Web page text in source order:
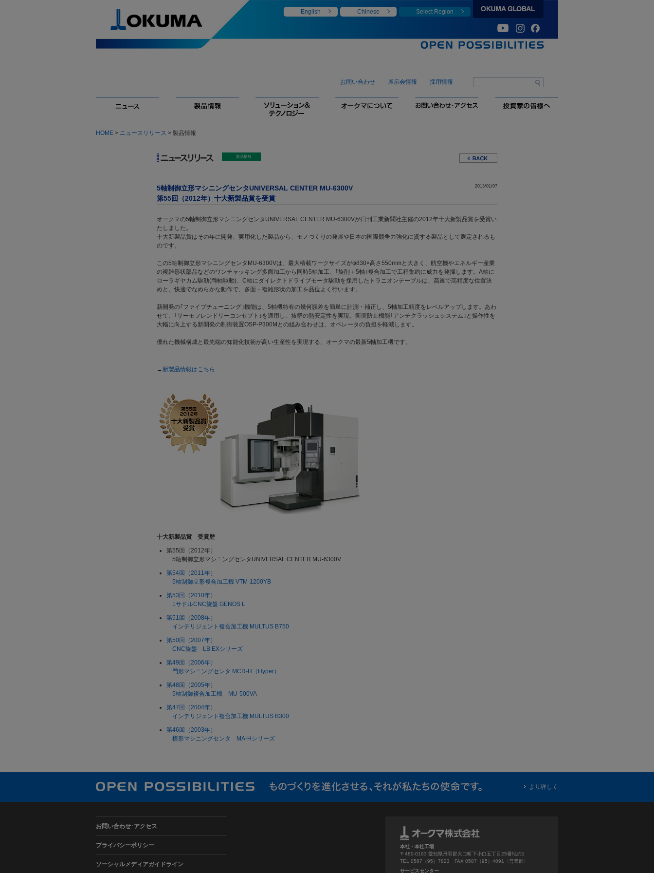
English Chinese Select Region
お問い合わせ 展示会情報 採用情報
HOME > ニュースリリース > 製品情報
5軸制御立形マシニングセンタUNIVERSAL CENTER MU-6300V
第55回（2012年）十大新製品賞を受賞
2013/01/07
オークマの5軸制御立形マシニングセンタUNIVERSAL CENTER MU-6300Vが日刊工業新聞社主催の2012年十大新製品賞を受賞い
たしました。
十大新製品賞はその年に開発、実用化した製品から、モノづくりの発展や日本の国際競争力強化に資する製品として選定されるも
のです。
この5軸制御立形マシニングセンタMU-6300Vは、最大積載ワークサイズがφ830×高さ550mmと大きく、航空機やエネルギー産業
の複雑形状部品などのワンチャッキング多面加工から同時5軸加工、｢旋削＋5軸｣複合加工で工程集約に威力を発揮します。A軸に
ローラギヤカム駆動(両軸駆動)、C軸にダイレクトドライブモータ駆動を採用したトラニオンテーブルは、高速で高精度な位置決
めと、快適でなめらかな動作で、多面・複雑形状の加工を品位よく行います。
新開発の｢ファイブチューニング｣機能は、5軸機特有の幾何誤差を簡単に計測・補正し、5軸加工精度をレベルアップします。あわ
せて、｢サーモフレンドリーコンセプト｣を適用し、抜群の熱安定性を実現。衝突防止機能｢アンチクラッシュシステム｣と操作性を
大幅に向上する新開発の制御装置OSP-P300Mとの組み合わせは、オペレータの負担を軽減します。
優れた機械構成と最先端の知能化技術が高い生産性を実現する、オークマの最新5軸加工機です。
→ 新製品情報はこちら
十大新製品賞 受賞歴
第55回（2012年）
5軸制御立形マシニングセンタUNIVERSAL CENTER MU-6300V
第54回（2011年）
5軸制御立形複合加工機 VTM-1200YB
第53回（2010年）
1サドルCNC旋盤 GENOS L
第51回（2008年）
インテリジェント複合加工機 MULTUS B750
第50回（2007年）
CNC旋盤 LB EXシリーズ
第49回（2006年）
門形マシニングセンタ MCR-H（Hyper）
第48回（2005年）
5軸制御複合加工機 MU-500VA
第47回（2004年）
インテリジェント複合加工機 MULTUS B300
第46回（2003年）
横形マシニングセンタ MA-Hシリーズ
より詳しく
お問い合わせ･アクセス
プライバシーポリシー
ソーシャルメディアガイドライン
本社・本社工場
〒480-0193 愛知県丹羽郡大口町下小口五丁目25番地の1
TEL 0587（95）7823 FAX 0587（95）4091〈営業部〉
サービスセンター